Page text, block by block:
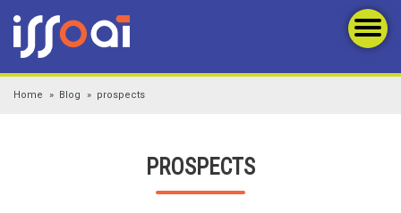
Home Blog prospects
PROSPECTS